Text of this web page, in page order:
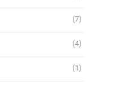
(7)
(4)
(1)